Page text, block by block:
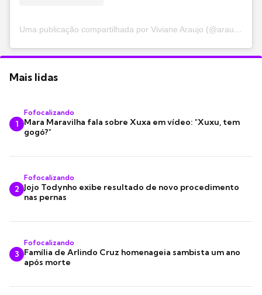
Uma publicação compartilhada por Viviane Araujo (@araujovivianne)
Mais lidas
1
Fofocalizando
Mara Maravilha fala sobre Xuxa em vídeo: "Xuxu, tem
gogó?"
2
Fofocalizando
Jojo Todynho exibe resultado de novo procedimento
nas pernas
3
Fofocalizando
Família de Arlindo Cruz homenageia sambista um ano
após morte